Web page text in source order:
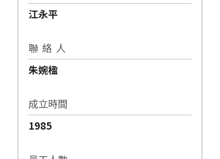
江永平
聯 絡 人
朱婉楹
成立時間
1985